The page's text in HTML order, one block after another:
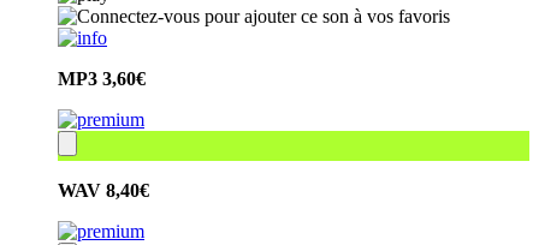
MP3 3,60€
WAV 8,40€